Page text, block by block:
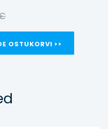
SISSE
OSTUKORVI